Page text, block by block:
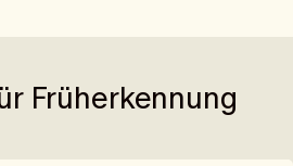
Früherkennung